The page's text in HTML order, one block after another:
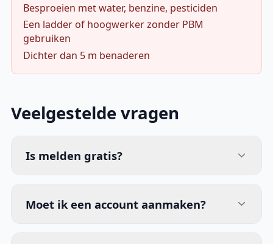
Besproeien met water, benzine, pesticiden
Een ladder of hoogwerker zonder PBM
gebruiken
Dichter dan 5 m benaderen
Veelgestelde vragen
Is melden gratis?
Moet ik een account aanmaken?